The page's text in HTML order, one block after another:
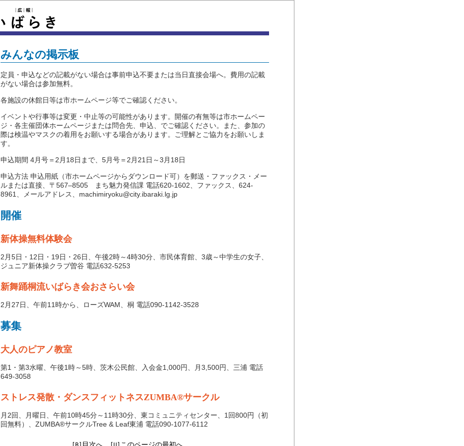
みんなの掲示板
定員・申込などの記載がない場合は事前申込不要または当日直接会場へ。費用の記載
がない場合は参加無料。
各施設の休館日等は市ホームページ等でご確認ください。
イベントや行事等は変更・中止等の可能性があります。開催の有無等は市ホームペー
ジ・各主催団体ホームページまたは問合先、申込、でご確認ください。また、参加の
際は検温やマスクの着用をお願いする場合があります。ご理解とご協力をお願いしま
す。
申込期間 4月号＝2月18日まで、5月号＝2月21日～3月18日
申込方法 申込用紙（市ホームページからダウンロード可）を郵送・ファックス・メー
ルまたは直接、〒567‒8505 まち魅力発信課 電話620-1602、ファックス、624-
8961、メールアドレス、machimiryoku@city.ibaraki.lg.jp
開催
新体操無料体験会
2月5日・12日・19日・26日、午後2時～4時30分、市民体育館、3歳～中学生の女子、
ジュニア新体操クラブ曽谷 電話632-5253
新舞踊桐流いばらき会おさらい会
2月27日、午前11時から、ローズWAM、桐 電話090-1142-3528
募集
大人のピアノ教室
第1・第3水曜、午後1時～5時、茨木公民館、入会金1,000円、月3,500円、三浦 電話
649-3058
ストレス発散・ダンスフィットネスZUMBA®サークル
月2回、月曜日、午前10時45分～11時30分、東コミュニティセンター、1回800円（初
回無料）、ZUMBA®サークルTree & Leaf東浦 電話090-1077-6112